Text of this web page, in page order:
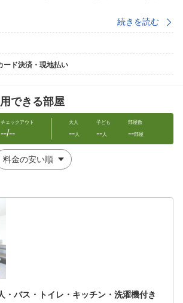
和歌山市から国道42号線や311号にアクセ
1時間30分、南紀勝浦まで最短2時間30分、
その他、走りやすい和歌山のワイディングを
では加太、友が島まで30分でとても便利な
をとおして温暖な気候の紀伊半島はツーリン
に和歌山ラーメン店その他、美味しいお魚
お店が多数あります。
分
、ロフトなし2タイプ
電磁調理器、シンク、（衣類乾燥機はあり
にあります。
分離、お風呂は広々で快適
ャワートイレ
8分、アロチ繁華街まで徒歩3分の立地。
電子ポット
。
続きを読む
ード決済・現地払い
できる部屋
チェックアウト
--/--
大人
--人
子ども
--人
部屋数
--部屋
・バス・トイレ・キッチン・洗濯機付き